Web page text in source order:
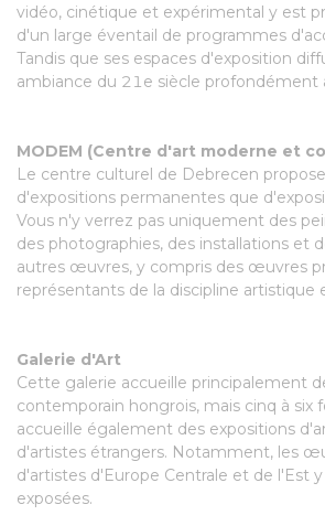
vidéo, cinétique et expérimental y est
d'un large éventail de programmes
Tandis que ses espaces d'exposition
ambiance du 21e siècle profondément
MODEM (Centre d'art moderne et
Le centre culturel de Debrecen
d'expositions permanentes que
Vous n'y verrez pas uniquement des
des photographies, des installations et
autres œuvres, y compris des œuvres
représentants de la discipline artistique
Galerie d'Art
Cette galerie accueille principalement
contemporain hongrois, mais cinq à six
accueille également des expositions
d'artistes étrangers. Notamment, les
d'artistes d'Europe Centrale et de l'Est
exposées.